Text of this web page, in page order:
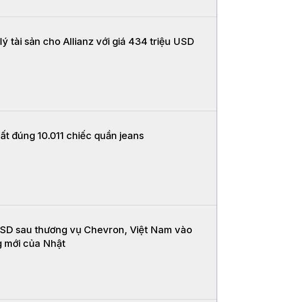
tài sản cho Allianz với giá 434 triệu USD
đúng 10.011 chiếc quần jeans
sau thương vụ Chevron, Việt Nam vào
mới của Nhật